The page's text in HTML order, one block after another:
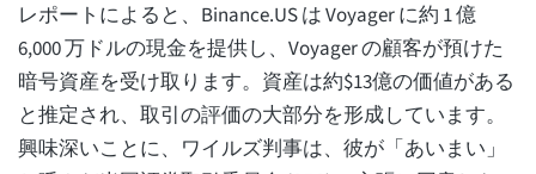
レポートによると、Binance.US は Voyager に約 1 億
6,000 万ドルの現金を提供し、Voyager の顧客が預けた
暗号資産を受け取ります。資産は約$13億の価値がある
と推定され、取引の評価の大部分を形成しています。
興味深いことに、ワイルズ判事は、彼が「あいまい」